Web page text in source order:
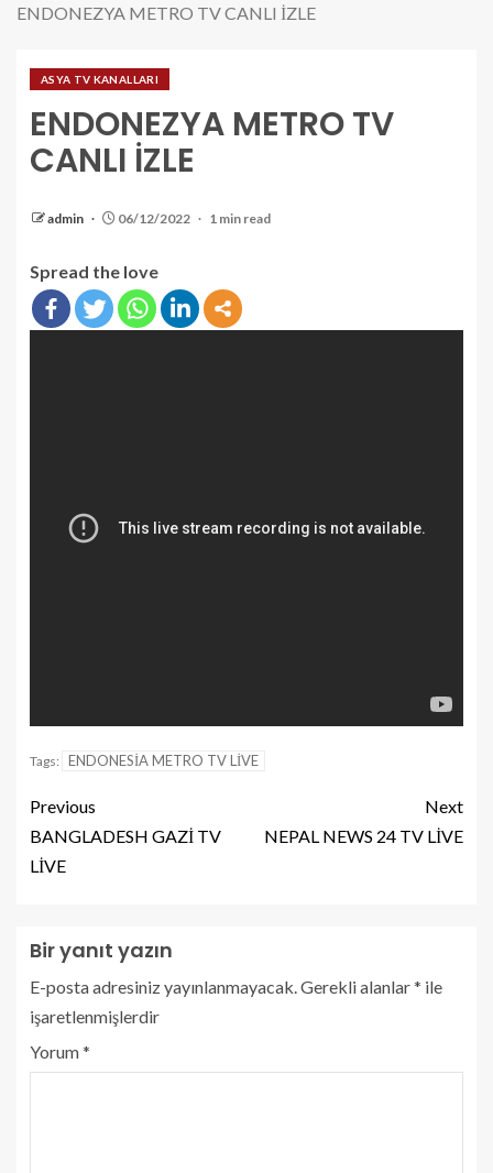
ENDONEZYA METRO TV CANLI İZLE
ASYA TV KANALLARI
ENDONEZYA METRO TV
CANLI İZLE
admin 06/12/2022 1 min read
Spread the love
Tags: ENDONESİA METRO TV LİVE
Previous
BANGLADESH GAZİ TV
LİVE
Next
NEPAL NEWS 24 TV LİVE
Bir yanıt yazın
E-posta adresiniz yayınlanmayacak.Gerekli alanlar* ile
işaretlenmişlerdir
Yorum*